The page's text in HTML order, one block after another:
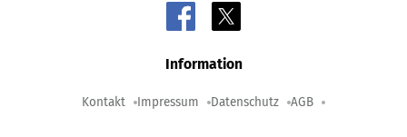
Information
Kontakt Impressum Datenschutz AGB